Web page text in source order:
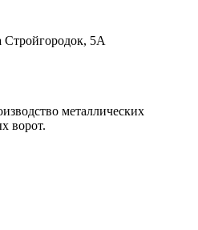
Стройгородок, 5А
металлических
ворот.